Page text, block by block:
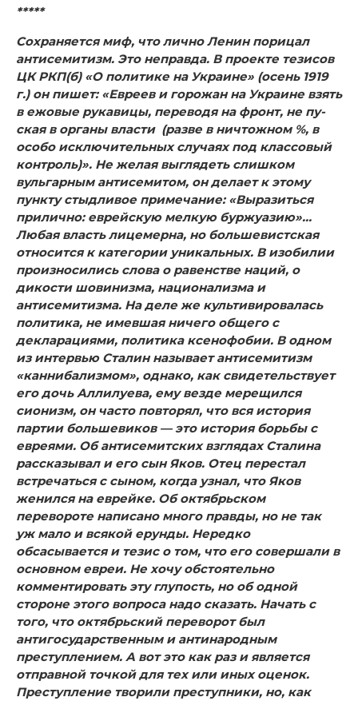
*****
Сохраняется миф, что лично Ленин порицал
антисемитизм. Это неправда. В проекте тезисов
ЦК РКП(б) «О политике на Украине» (осень 1919
г.) он пишет: «Евреев и горожан на Ук­раине взять
в ежовые рукавицы, переводя на фронт, не пу­
ская в органы власти (разве в ничтожном %, в
особо исклю­чительных случаях под классовый
контроль)». Не желая вы­глядеть слишком
вульгарным антисемитом, он делает к это­му
пункту стыдливое примечание: «Выразиться
прилично: еврейскую мелкую буржуазию»…
Любая власть лицемерна, но боль­шевистская
относится к категории уникальных. В изобилии
произносились слова о равенстве наций, о
дикости шовиниз­ма, национализма и
антисемитизма. На деле же культивиро­валась
политика, не имевшая ничего общего с
декларациями, политика ксенофобии. В одном
из интервью Сталин называ­ет антисемитизм
«каннибализмом», однако, как свидетельст­вует
его дочь Аллилуева, ему везде мерещился
сионизм, он часто повторял, что вся история
партии большевиков — это история борьбы с
евреями. Об антисемитских взглядах Ста­лина
рассказывал и его сын Яков. Отец перестал
встречаться с сыном, когда узнал, что Яков
женился на еврейке. Об октябрьском
перевороте написано много правды, но не так
уж мало и всякой ерунды. Нередко
обсасывается и те­зис о том, что его совершали в
основном евреи. Не хочу об­стоятельно
комментировать эту глупость, но об одной
сторо­не этого вопроса надо сказать. Начать с
того, что октябрь­ский переворот был
антигосударственным и антинародным
преступлением. А вот это как раз и является
отправной точ­кой для тех или иных оценок.
Преступление творили пре­ступники, но, как